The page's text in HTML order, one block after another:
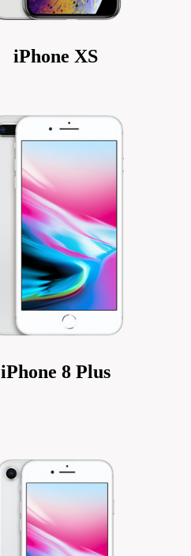
iPhone XS
iPhone 8 Plus